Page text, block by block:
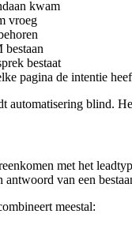
kwam
vroeg
bestaat
pagina de intentie
automatisering blind.
met het
van een
meestal: